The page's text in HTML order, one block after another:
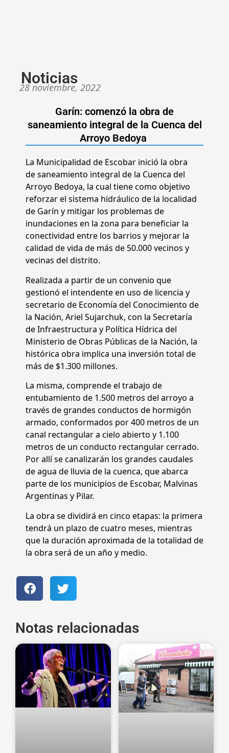
Noticias
28 noviembre, 2022
Garín: comenzó la obra de
saneamiento integral de la Cuenca del
Arroyo Bedoya
La Municipalidad de Escobar inició la obra
de saneamiento integral de la Cuenca del
Arroyo Bedoya, la cual tiene como objetivo
reforzar el sistema hidráulico de la localidad
de Garín y mitigar los problemas de
inundaciones en la zona para beneficiar la
conectividad entre los barrios y mejorar la
calidad de vida de más de 50.000 vecinos y
vecinas del distrito.
Realizada a partir de un convenio que
gestionó el intendente en uso de licencia y
secretario de Economía del Conocimiento de
la Nación, Ariel Sujarchuk, con la Secretaría
de Infraestructura y Política Hídrica del
Ministerio de Obras Públicas de la Nación, la
histórica obra implica una inversión total de
más de $1.300 millones.
La misma, comprende el trabajo de
entubamiento de 1.500 metros del arroyo a
través de grandes conductos de hormigón
armado, conformados por 400 metros de un
canal rectangular a cielo abierto y 1.100
metros de un conducto rectangular cerrado.
Por allí se canalizarán los grandes caudales
de agua de lluvia de la cuenca, que abarca
parte de los municipios de Escobar, Malvinas
Argentinas y Pilar.
La obra se dividirá en cinco etapas: la primera
tendrá un plazo de cuatro meses, mientras
que la duración aproximada de la totalidad de
la obra será de un año y medio.
Notas relacionadas